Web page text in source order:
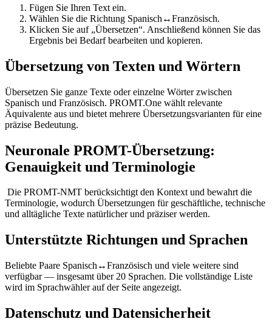
Fügen Sie Ihren Text ein.
Wählen Sie die Richtung Spanisch↔Französisch.
Klicken Sie auf „Übersetzen“. Anschließend können Sie das
Ergebnis bei Bedarf bearbeiten und kopieren.
Übersetzung von Texten und Wörtern
Übersetzen Sie ganze Texte oder einzelne Wörter zwischen
Spanisch und Französisch. PROMT.One wählt relevante
Äquivalente aus und bietet mehrere Übersetzungsvarianten für eine
präzise Bedeutung.
Neuronale PROMT-Übersetzung:
Genauigkeit und Terminologie
Die PROMT-NMT berücksichtigt den Kontext und bewahrt die
Terminologie, wodurch Übersetzungen für geschäftliche, technische
und alltägliche Texte natürlicher und präziser werden.
Unterstützte Richtungen und Sprachen
Beliebte Paare Spanisch↔Französisch und viele weitere sind
verfügbar — insgesamt über 20 Sprachen. Die vollständige Liste
wird im Sprachwähler auf der Seite angezeigt.
Datenschutz und Datensicherheit